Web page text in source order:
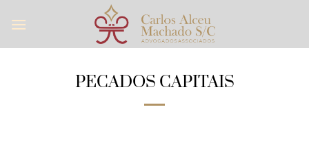
PECADOS CAPITAIS